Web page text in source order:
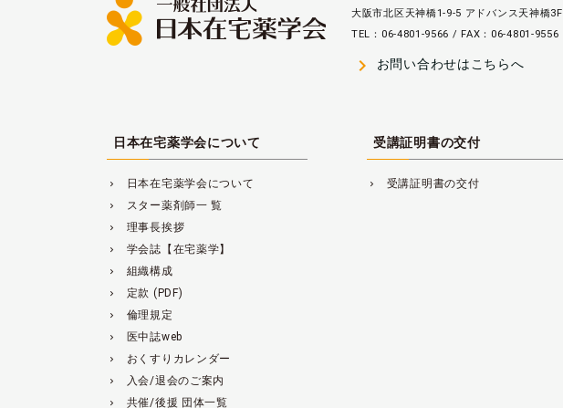
大阪市北区天神橋1-9-5 アドバンス天神橋3F
TEL：06-4801-9566 / FAX：06-4801-9556
navigate_next お問い合わせはこちらへ
日本在宅薬学会について
navigate_next 日本在宅薬学会について
navigate_next スター薬剤師一 覧
navigate_next 理事長挨拶
navigate_next 学会誌【在宅薬学】
navigate_next 組織構成
navigate_next 定款 (PDF)
navigate_next 倫理規定
navigate_next 医中誌web
navigate_next おくすりカレンダー
navigate_next 入会/退会のご案内
navigate_next 共催/後援 団体一覧
受講証明書の交付
navigate_next 受講証明書の交付